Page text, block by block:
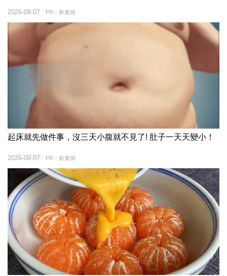
PR・新素簡
2026-08-07
起床就先做件事，沒三天小腹就不見了! 肚子一天天變小！
PR・新素簡
2026-08-07